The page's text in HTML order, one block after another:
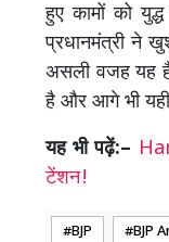
हुए कामों को
प्रधानमंत्री ने
असली वजह यह
है और आगे भी
यह भी पढ़ें:–
टेंशन!
BJP BJP